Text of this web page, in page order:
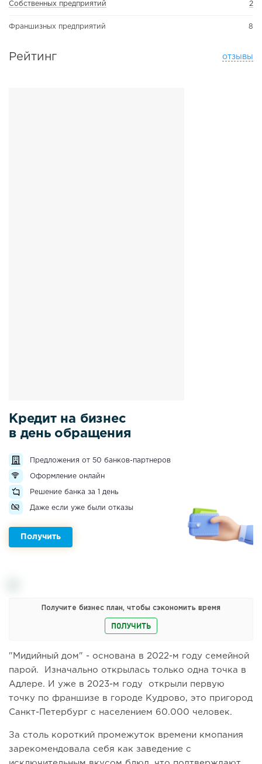
Собственных предприятий 2
Франшизных предприятий 8
Рейтинг отзывы
Кредит на бизнес
в день обращения
Предложения от 50 банков-партнеров
Оформление онлайн
Решение банка за 1 день
Даже если уже были отказы
Получить
Получите бизнес план, чтобы сэкономить время
ПОЛУЧИТЬ
"Мидийный дом" - основана в 2022-м году семейной
парой. Изначально открылась только одна точка в
Адлере. И уже в 2023-м году открыли первую
точку по франшизе в городе Кудрово, это пригород
Санкт-Петербург с населением 60.000 человек.
За столь короткий промежуток времени кмопания
зарекомендовала себя как заведение с